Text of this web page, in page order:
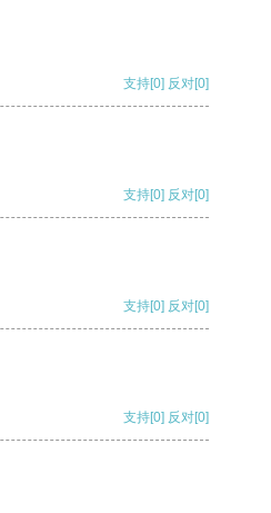
支持[0] 反对[0]
支持[0] 反对[0]
支持[0] 反对[0]
支持[0] 反对[0]